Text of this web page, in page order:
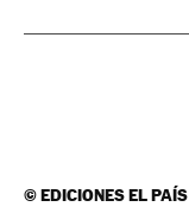
©EDICIONES EL PAÍS